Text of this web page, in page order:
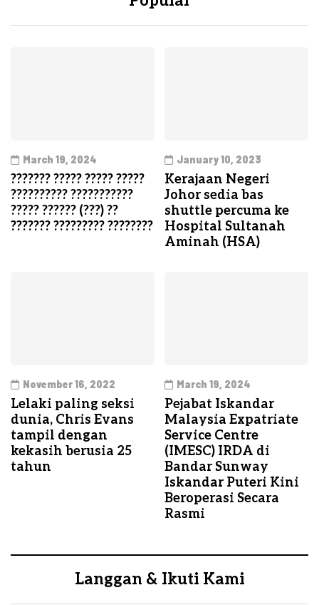
March 19, 2024
??????? ????? ????? ?????
?????????? ???????????
????? ?????? (???) ??
??????? ????????? ????????
January 10, 2023
Kerajaan Negeri
Johor sedia bas
shuttle percuma ke
Hospital Sultanah
Aminah (HSA)
November 16, 2022
Lelaki paling seksi
dunia, Chris Evans
tampil dengan
kekasih berusia 25
tahun
March 19, 2024
Pejabat Iskandar
Malaysia Expatriate
Service Centre
(IMESC) IRDA di
Bandar Sunway
Iskandar Puteri Kini
Beroperasi Secara
Rasmi
Langgan & Ikuti Kami